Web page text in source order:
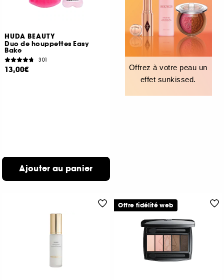
HUDA BEAUTY
Duo de houppettes Easy
Bake
301
13,00€
Ajouter au panier
Offrez à votre peau un
effet sunkissed.
Offre fidélité web